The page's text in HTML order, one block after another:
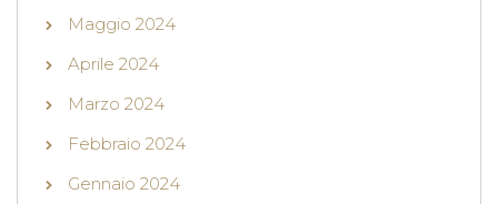
Maggio 2024
Aprile 2024
Marzo 2024
Febbraio 2024
Gennaio 2024